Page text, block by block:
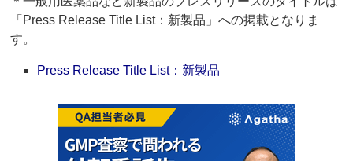
「Press Release Title List：新製品」への掲載となりま
す。
Press Release Title List：新製品